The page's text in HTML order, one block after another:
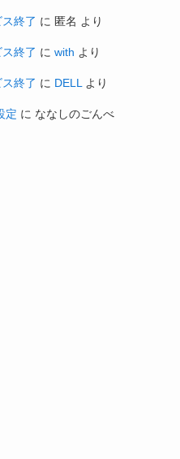
ス終了 に 匿名 より
ス終了 に with より
ス終了 に DELL より
定 に ななしのごんべ